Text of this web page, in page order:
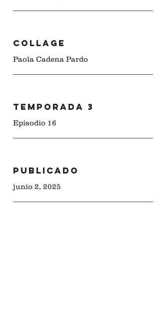
COLLAGE
Paola Cadena Pardo
Temporada 3
Episodio 16
Publicado
junio 2, 2025